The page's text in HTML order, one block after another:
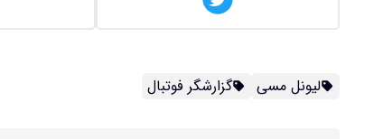
لیونل مسی گزارشگر فوتبال